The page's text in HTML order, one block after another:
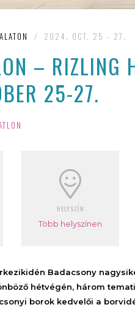
/ 2024. OCT. 25 - 27.
– RIZLING
25-27.
HELYSZÍN
Több helyszínen
idén Badacsony
hétvégén, három
borok kedvelői a